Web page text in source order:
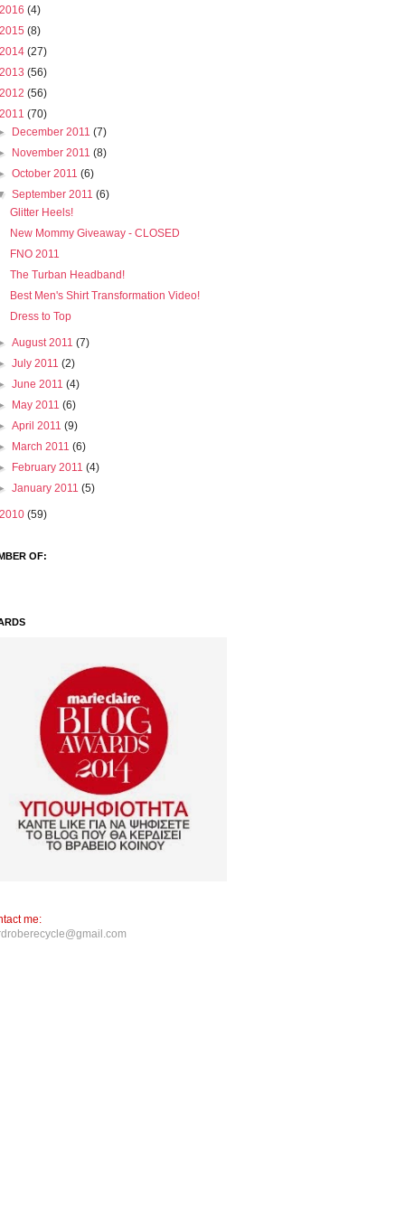
2016 (4)
2015 (8)
2014 (27)
2013 (56)
2012 (56)
2011 (70)
December 2011(7)
November 2011(8)
October 2011(6)
September 2011(6)
Glitter Heels!
New Mommy Giveaway - CLOSED
FNO 2011
The Turban Headband!
Best Men's Shirt Transformation Video!
Dress to Top
August 2011(7)
July 2011(2)
June 2011(4)
May 2011(6)
April 2011(9)
March 2011(6)
February 2011(4)
January 2011(5)
2010 (59)
OF:
me: